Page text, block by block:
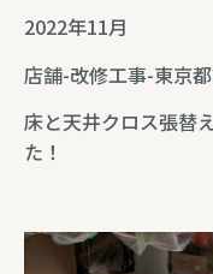
2022年11月
店舗-改修工事-東京
床と天井クロス張替
た！